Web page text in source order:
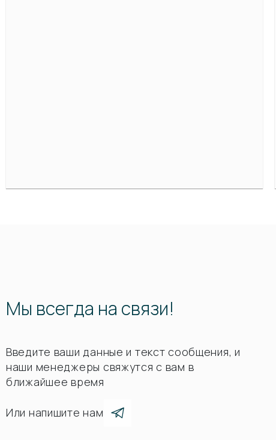
Мы всегда на связи!
Введите ваши данные и текст сообщения, и
наши менеджеры свяжутся с вам в
ближайшее время
Или напишите нам